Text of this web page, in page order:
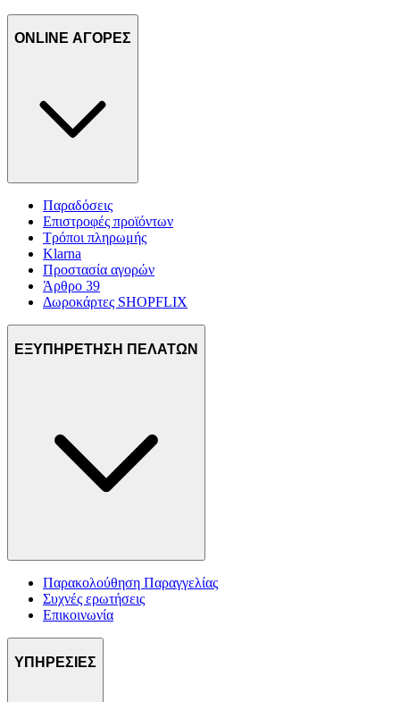
ONLINE ΑΓΟΡΕΣ
Παραδόσεις
Επιστροφές προϊόντων
Τρόποι πληρωμής
Klarna
Προστασία αγορών
Άρθρο 39
Δωροκάρτες SHOPFLIX
ΕΞΥΠΗΡΕΤΗΣΗ ΠΕΛΑΤΩΝ
Παρακολούθηση Παραγγελίας
Συχνές ερωτήσεις
Επικοινωνία
ΥΠΗΡΕΣΙΕΣ